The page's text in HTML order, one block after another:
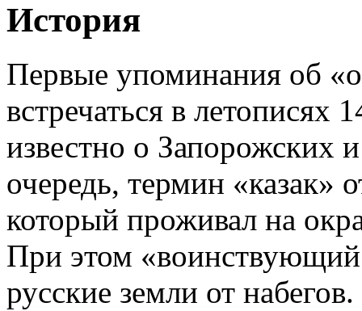
История
Первые упоминания об
встречаться в летописях
известно о Запорожских
очередь, термин «казак»
который проживал на
При этом
русские земли от набегов.